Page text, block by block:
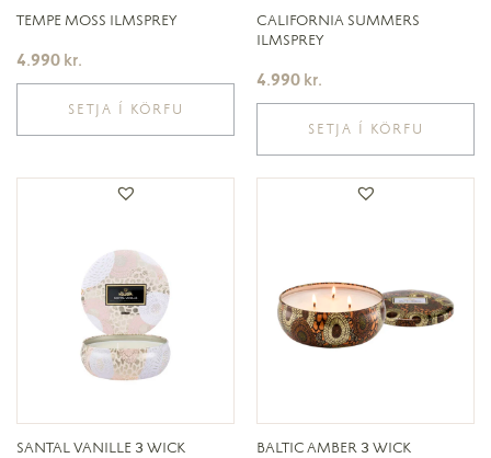
TEMPE MOSS ILMSPREY
4.990 kr.
SETJA Í KÖRFU
CALIFORNIA SUMMERS
ILMSPREY
4.990 kr.
SETJA Í KÖRFU
SANTAL VANILLE 3 WICK BALTIC AMBER 3 WICK